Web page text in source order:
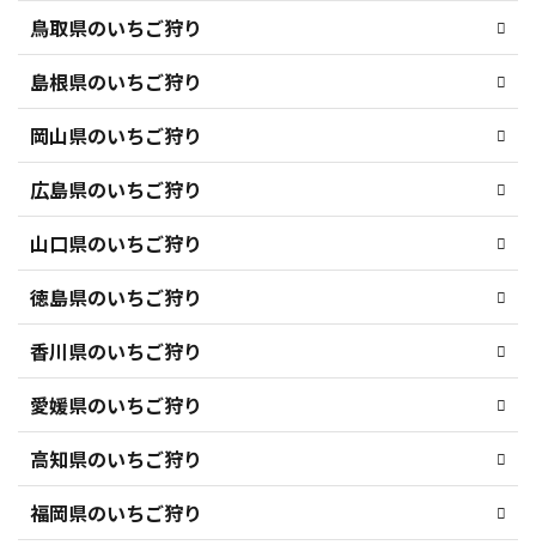
鳥取県のいちご狩り
島根県のいちご狩り
岡山県のいちご狩り
広島県のいちご狩り
山口県のいちご狩り
徳島県のいちご狩り
香川県のいちご狩り
愛媛県のいちご狩り
高知県のいちご狩り
福岡県のいちご狩り